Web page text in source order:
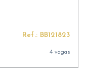
Ref.: BB121823
4 vagas